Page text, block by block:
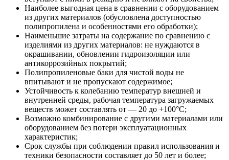
Наиболее выгодная цена в сравнении с оборудованием
из других материалов (обусловлена доступностью
полипропилена и особенностями его обработки);
Наименьшие затраты на содержание по сравнению с
изделиями из других материалов: не нуждаются в
окрашивании, обновлении гидроизоляции или
антикоррозийных покрытий;
Полипропиленовые баки для чистой воды не
впитывают и не пропускают содержимое;
Устойчивость к колебанию температур внешней и
внутренней среды, рабочая температура загружаемых
веществ может составлять от — 20 до +100°C;
Возможно комбинирование с другими материалами или
оборудованием без потери эксплуатационных
характеристик;
Срок службы при соблюдении правил использования и
техники безопасности составляет до 50 лет и более;